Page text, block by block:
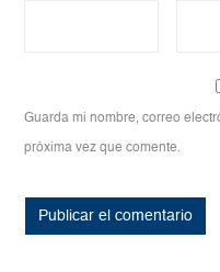
Guarda mi nombre, correo
próxima vez que comente.